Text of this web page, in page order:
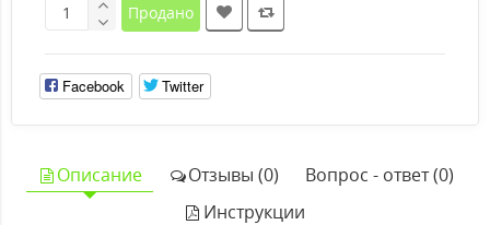
Продано
Facebook Twitter
Описание Отзывы (0)
Вопрос - ответ (0)
Инструкции